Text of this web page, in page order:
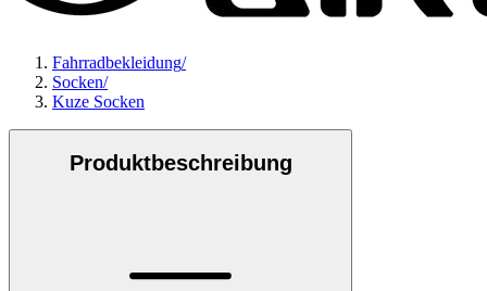
Fahrradbekleidung/
Socken/
Kuze Socken
Produktbeschreibung